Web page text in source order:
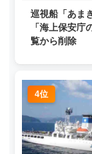
巡視船「あま
「海上保安庁
覧から削除
4位